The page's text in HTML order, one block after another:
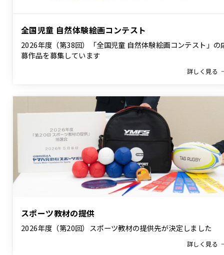
全国児童 自然体験絵画コンテスト
2026年度（第38回）「全国児童 自然体験絵画コンテスト」の
募作品を募集しています
詳しく見る
スポーツ教材の提供
2026年度（第20回）スポーツ教材の提供先が決定しました
詳しく見る